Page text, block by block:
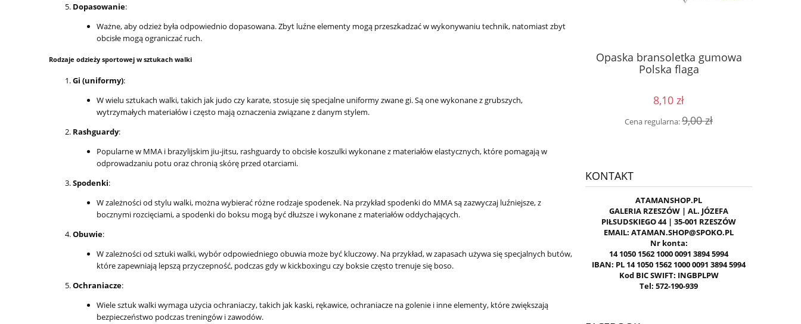
Dopasowanie:
Ważne, aby odzież była odpowiednio dopasowana. Zbyt luźne elementy mogą przeszkadzać w wykonywaniu technik, natomiast zbyt
obcisłe mogą ograniczać ruch.
Rodzaje odzieży sportowej w sztukach walki
Gi (uniformy):
W wielu sztukach walki, takich jak judo czy karate, stosuje się specjalne uniformy zwane gi. Są one wykonane z grubszych,
wytrzymałych materiałów i często mają oznaczenia związane z danym stylem.
Rashguardy:
Popularne w MMA i brazylijskim jiu-jitsu, rashguardy to obcisłe koszulki wykonane z materiałów elastycznych, które pomagają w
odprowadzaniu potu oraz chronią skórę przed otarciami.
Spodenki:
W zależności od stylu walki, można wybierać różne rodzaje spodenek. Na przykład spodenki do MMA są zazwyczaj luźniejsze, z
bocznymi rozcięciami, a spodenki do boksu mogą być dłuższe i wykonane z materiałów oddychających.
Obuwie:
W zależności od sztuki walki, wybór odpowiedniego obuwia może być kluczowy. Na przykład, w zapasach używa się specjalnych butów,
które zapewniają lepszą przyczepność, podczas gdy w kickboxingu czy boksie często trenuje się boso.
Ochraniacze:
Wiele sztuk walki wymaga użycia ochraniaczy, takich jak kaski, rękawice, ochraniacze na golenie i inne elementy, które zwiększają
bezpieczeństwo podczas treningów i zawodów.
Opaska bransoletka gumowa
Polska flaga
8,10 zł
Cena regularna:9,00 zł
KONTAKT
ATAMANSHOP.PL
GALERIA RZESZÓW | AL. JÓZEFA
PIŁSUDSKIEGO 44 | 35-001 RZESZÓW
EMAIL: ATAMAN.SHOP@SPOKO.PL
Nr konta:
14 1050 1562 1000 0091 3894 5994
IBAN: PL 14 1050 1562 1000 0091 3894 5994
Kod BIC SWIFT: INGBPLPW
Tel: 572-190-939